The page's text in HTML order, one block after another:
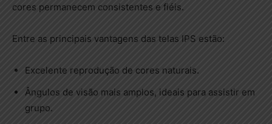
cores permanecem consistentes e fiéis.
Entre as principais vantagens das telas IPS estão:
Excelente reprodução de cores naturais.
Ângulos de visão mais amplos, ideais para assistir em
grupo.